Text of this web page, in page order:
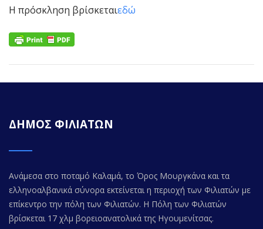
Η πρόσκληση βρίσκεταιεδώ
ΔΗΜΟΣ ΦΙΛΙΑΤΩΝ
Ανάμεσα στο ποταμό Καλαμά, το Όρος Μουργκάνα και τα
ελληνοαλβανικά σύνορα εκτείνεται η περιοχή των Φιλιατών με
επίκεντρο την πόλη των Φιλιατών. Η Πόλη των Φιλιατών
βρίσκεται 17 χλμ βορειοανατολικά της Ηγουμενίτσας.